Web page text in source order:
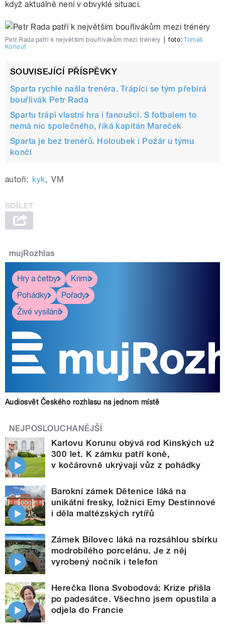
když aktuálně není v obvyklé situaci.
Petr Rada patří k největším bouřlivákům mezi trénéry foto:Tomáš
Kohout
SOUVISEJÍCÍ PŘÍSPĚVKY
Sparta rychle našla trenéra. Trápící se tým přebírá
bouřlivák Petr Rada
Spartu trápí vlastní hra i fanoušci. S fotbalem to
nemá nic společného, říká kapitán Mareček
Sparta je bez trenérů. Holoubek i Požár u týmu
končí
autoři: kyk, VM
mujRozhlas
Hry a četby
Krimi
Pohádky
Pořady
Živé vysílání
Audiosvět Českého rozhlasu na jednom místě
NEJPOSLOUCHANĚJŠÍ
Karlovu Korunu obývá rod Kinských už
300 let. K zámku patří koně,
v kočárovně ukrývají vůz z pohádky
Barokní zámek Dětenice láká na
unikátní fresky, ložnici Emy Destinnové
i děla maltézských rytířů
Zámek Bílovec láká na rozsáhlou sbírku
modrobílého porcelánu. Je z něj
vyrobený nočník i telefon
Herečka Ilona Svobodová: Krize přišla
po padesátce. Všechno jsem opustila a
odjela do Francie